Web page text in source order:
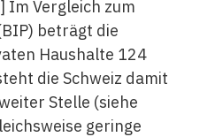
Im Vergleich zum
beträgt die
Haushalte 124
die Schweiz damit
Stelle (siehe
geringe